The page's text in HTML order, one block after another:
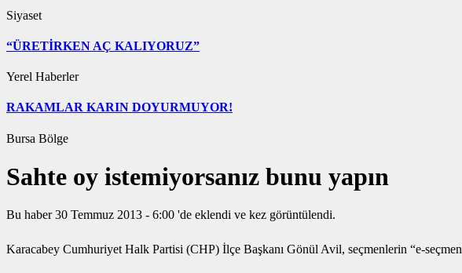
Siyaset
“ÜRETİRKEN AÇ KALIYORUZ”
Yerel Haberler
RAKAMLAR KARIN DOYURMUYOR!
Bursa Bölge
Sahte oy istemiyorsanız bunu yapın
Bu haber 30 Temmuz 2013 - 6:00 'de eklendi ve kez görüntülendi.
Karacabey Cumhuriyet Halk Partisi (CHP) İlçe Başkanı Gönül Avil, seçmenlerin “e-